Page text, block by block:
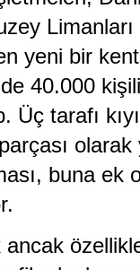
yeni bir
40.000
Üç tarafı
buna ek
ancak